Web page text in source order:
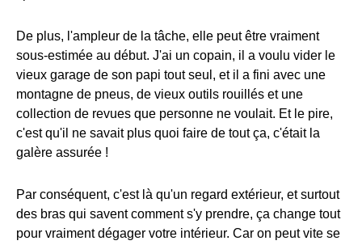
De plus, l'ampleur de la tâche, elle peut être vraiment
sous-estimée au début. J'ai un copain, il a voulu vider le
vieux garage de son papi tout seul, et il a fini avec une
montagne de pneus, de vieux outils rouillés et une
collection de revues que personne ne voulait. Et le pire,
c'est qu'il ne savait plus quoi faire de tout ça, c'était la
galère assurée !
Par conséquent, c'est là qu'un regard extérieur, et surtout
des bras qui savent comment s'y prendre, ça change tout
pour vraiment dégager votre intérieur. Car on peut vite se